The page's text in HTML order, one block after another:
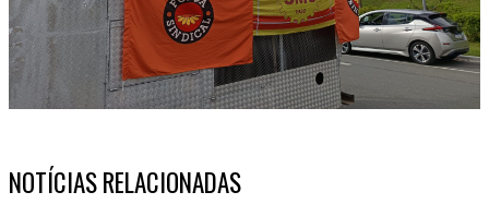
NOTÍCIAS RELACIONADAS